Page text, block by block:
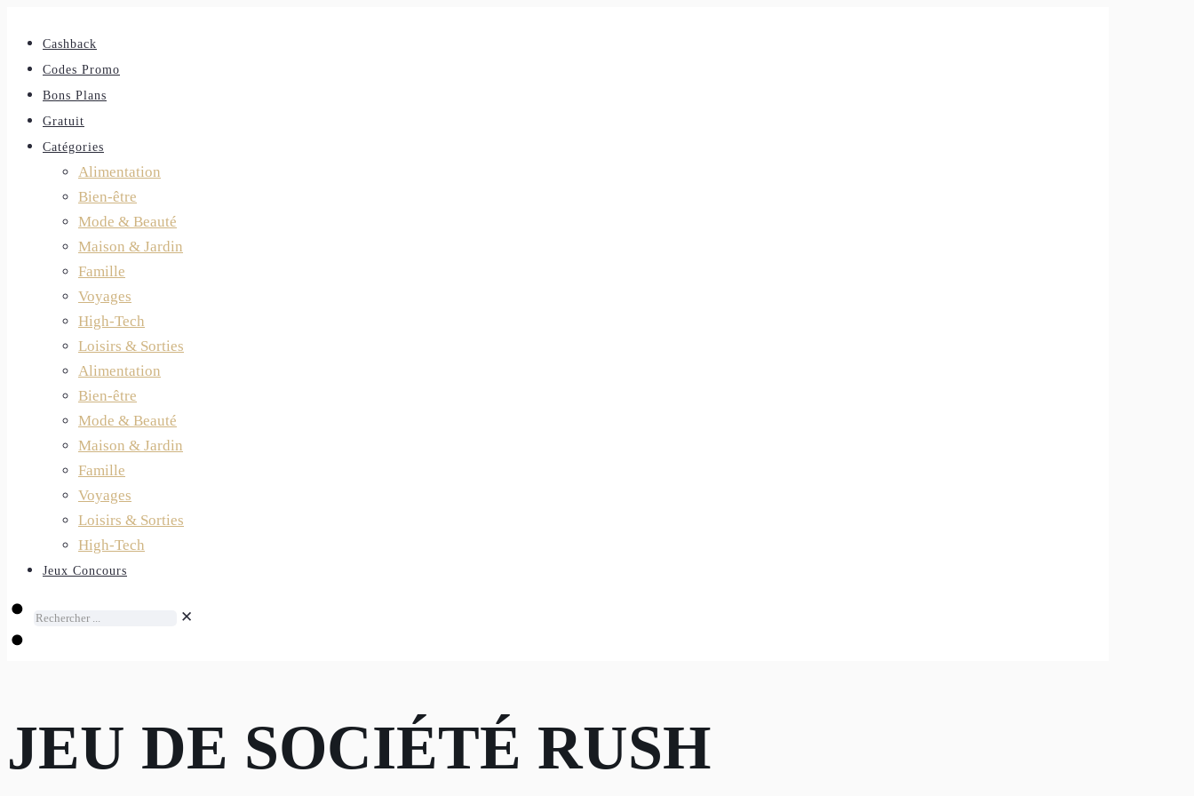
Cashback
Codes Promo
Bons Plans
Gratuit
Catégories
Alimentation
Bien-être
Mode & Beauté
Maison & Jardin
Famille
Voyages
High-Tech
Loisirs & Sorties
Alimentation
Bien-être
Mode & Beauté
Maison & Jardin
Famille
Voyages
Loisirs & Sorties
High-Tech
Jeux Concours
✕
JEU DE SOCIÉTÉ RUSH